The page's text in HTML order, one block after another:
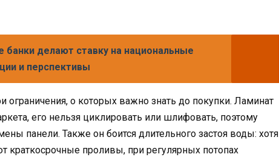
банки делают ставку на национальные
и перспективы
ограничения, о которых важно знать до покупки. Ламинат
его нельзя циклировать или шлифовать, поэтому
панели. Также он боится длительного застоя воды: хотя
проливы, при регулярных потопах